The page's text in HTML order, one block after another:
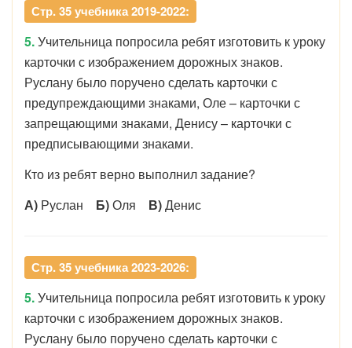
Стр. 35 учебника 2019-2022:
5.Учительница попросила ребят изготовить к уроку
карточки с изображением дорожных знаков.
Руслану было поручено сделать карточки с
предупреждающими знаками, Оле – карточки с
запрещающими знаками, Денису – карточки с
предписывающими знаками.
Кто из ребят верно выполнил задание?
А) Руслан Б)Оля В)Денис
Стр. 35 учебника 2023-2026:
5.Учительница попросила ребят изготовить к уроку
карточки с изображением дорожных знаков.
Руслану было поручено сделать карточки с